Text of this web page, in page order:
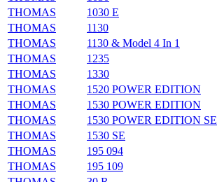
THOMAS
1030 E
THOMAS
1130
THOMAS
1130 & Model 4 In 1
THOMAS
1235
THOMAS
1330
THOMAS
1520 POWER EDITION
THOMAS
1530 POWER EDITION
THOMAS
1530 POWER EDITION SE
THOMAS
1530 SE
THOMAS
195 094
THOMAS
195 109